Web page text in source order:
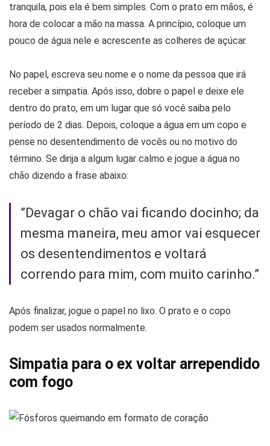
tranquila, pois ela é bem simples. Com o prato em mãos, é
hora de colocar a mão na massa. A princípio, coloque um
pouco de água nele e acrescente as colheres de açúcar.
No papel, escreva seu nome e o nome da pessoa que irá
receber a simpatia. Após isso, dobre o papel e deixe ele
dentro do prato, em um lugar que só você saiba pelo
período de 2 dias. Depois, coloque a água em um copo e
pense no desentendimento de vocês ou no motivo do
término. Se dirija a algum lugar calmo e jogue a água no
chão dizendo a frase abaixo:
”Devagar o chão vai ficando docinho; da
mesma maneira, meu amor vai esquecer
os desentendimentos e voltará
correndo para mim, com muito carinho.”
Após finalizar, jogue o papel no lixo. O prato e o copo
podem ser usados normalmente.
Simpatia para o ex voltar arrependido
com fogo